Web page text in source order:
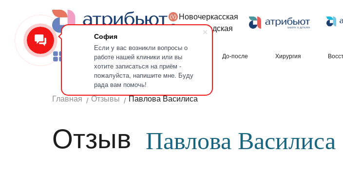
София
Если у вас возникли вопросы о
работе нашей клиники или вы
хотите записаться на приём -
пожалуйста, напишите мне. Буду
рада вам помочь!
Версия для слабовидящих
Новочеркасская
Петроградская
Врачи Лечение зубов До-после Хирургия
Главная Отзывы Павлова Василиса
Отзыв Павлова Василиса